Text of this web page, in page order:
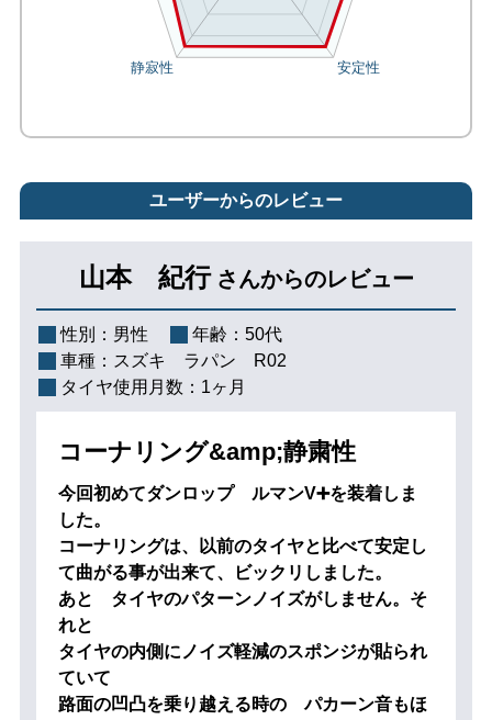
ユーザーからのレビュー
山本 紀行 さんからのレビュー
性別： 男性 年齢： 50代
車種： スズキ ラパン R02
タイヤ使用月数： 1ヶ月
コーナリング&amp;静粛性
今回初めてダンロップ ルマンV➕を装着しま
した。
コーナリングは、以前のタイヤと比べて安定し
て曲がる事が出来て、ビックリしました。
あと タイヤのパターンノイズがしません。そ
れと
タイヤの内側にノイズ軽減のスポンジが貼られ
ていて
路面の凹凸を乗り越える時の パカーン音もほ